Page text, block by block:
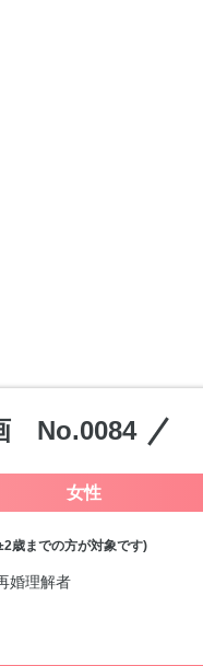
No.0084
女性
歳までの方が対象です)
婚理解者